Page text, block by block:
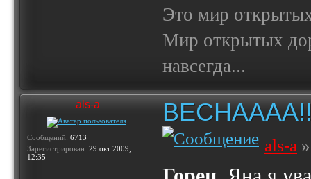
Это мир
Мир открытых
навсегда...
als-a
Сообщений: 6713
Зарегистрирован: 29 окт 2009,
12:35
als-a